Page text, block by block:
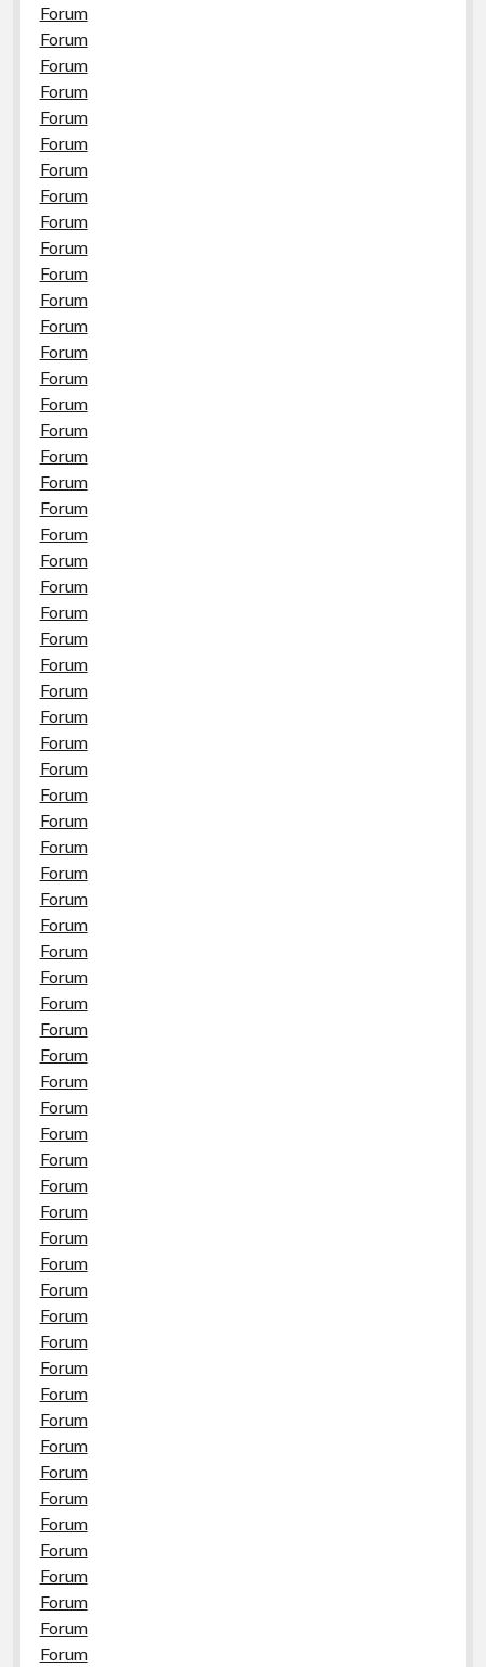
Forum
Forum
Forum
Forum
Forum
Forum
Forum
Forum
Forum
Forum
Forum
Forum
Forum
Forum
Forum
Forum
Forum
Forum
Forum
Forum
Forum
Forum
Forum
Forum
Forum
Forum
Forum
Forum
Forum
Forum
Forum
Forum
Forum
Forum
Forum
Forum
Forum
Forum
Forum
Forum
Forum
Forum
Forum
Forum
Forum
Forum
Forum
Forum
Forum
Forum
Forum
Forum
Forum
Forum
Forum
Forum
Forum
Forum
Forum
Forum
Forum
Forum
Forum
Forum